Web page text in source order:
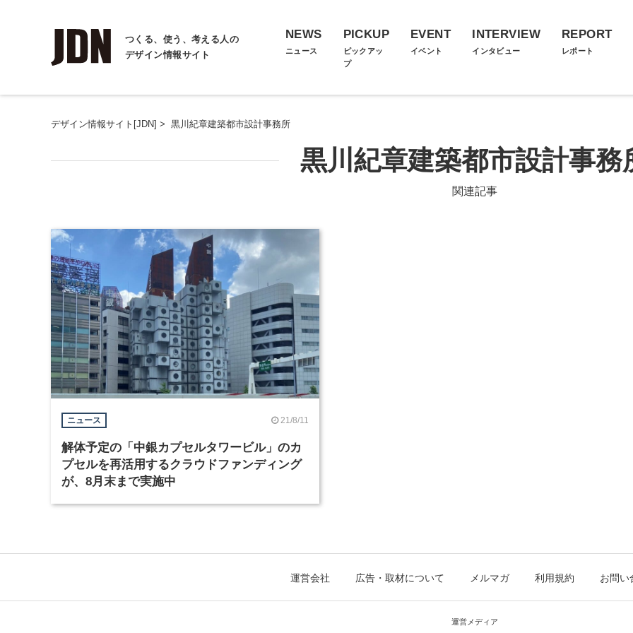
つくる、使う、考える人の
デザイン情報サイト
NEWS
ニュース
PICKUP
ピックアッ
プ
EVENT
イベント
INTERVIEW
インタビュー
REPORT
レポート
デザイン情報サイト[JDN] > 黒川紀章建築都市設計事務所
黒川紀章建築都市設計事務
関連記事
ニュース 21/8/11
解体予定の「中銀カプセルタワービル」のカ
プセルを再活用するクラウドファンディング
が、8月末まで実施中
運営会社 広告・取材について メルマガ 利用規約 お問い
運営メディア